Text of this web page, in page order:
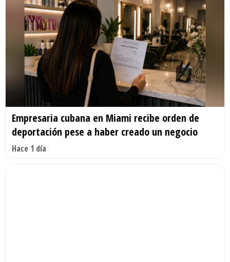
Empresaria cubana en Miami recibe orden de
deportación pese a haber creado un negocio
Hace 1 día